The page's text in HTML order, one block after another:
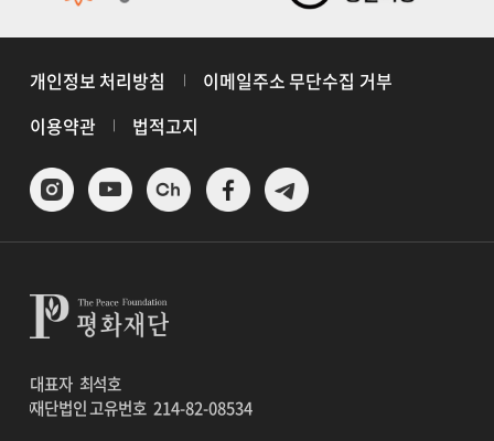
개인정보 처리방침
이메일주소 무단수집 거부
이용약관
법적고지
대표자 최석호
재단법인 고유번호214-82-08534